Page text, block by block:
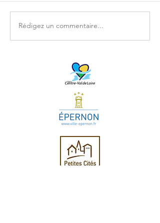
Une cloche qui sonne le
mi
Rédigez un commentaire...